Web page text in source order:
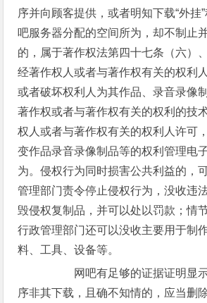
序并向顾客提供，或者明知下载“外挂
吧服务器分配的空间所为，却不制止
的，属于著作权法第四十七条（六）
经著作权人或者与著作权有关的权利
或者破坏权利人为其作品、录音录像
著作权或者与著作权有关的权利的技
权人或者与著作权有关的权利人许可
变作品录音录像制品等的权利管理电
为。侵权行为同时损害公共利益的，
管理部门责令停止侵权行为，没收违
毁侵权复制品，并可以处以罚款；情
行政管理部门还可以没收主要用于制
料、工具、设备等。
网吧有足够的证据证明显示
序非其下载，且确不知情的，应当删